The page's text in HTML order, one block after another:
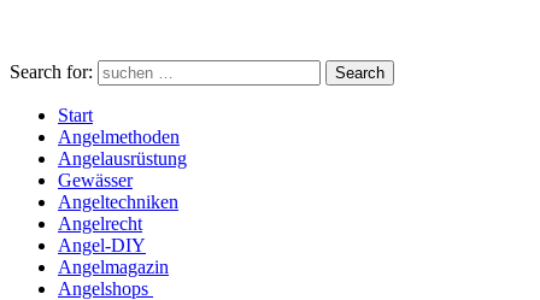
Search for: Search
Start
Angelmethoden
Angelausrüstung
Gewässer
Angeltechniken
Angelrecht
Angel-DIY
Angelmagazin
Angelshops